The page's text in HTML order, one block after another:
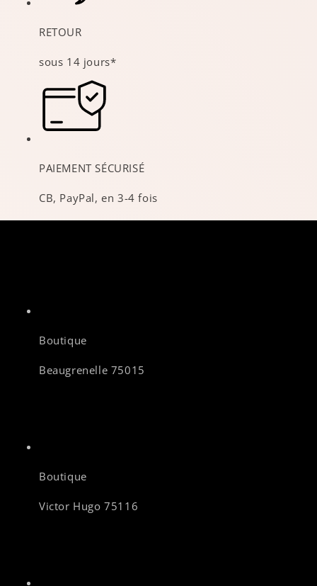
RETOUR
sous 14 jours*
PAIEMENT SÉCURISÉ
CB, PayPal, en 3-4 fois
Boutique
Beaugrenelle 75015
Boutique
Victor Hugo 75116